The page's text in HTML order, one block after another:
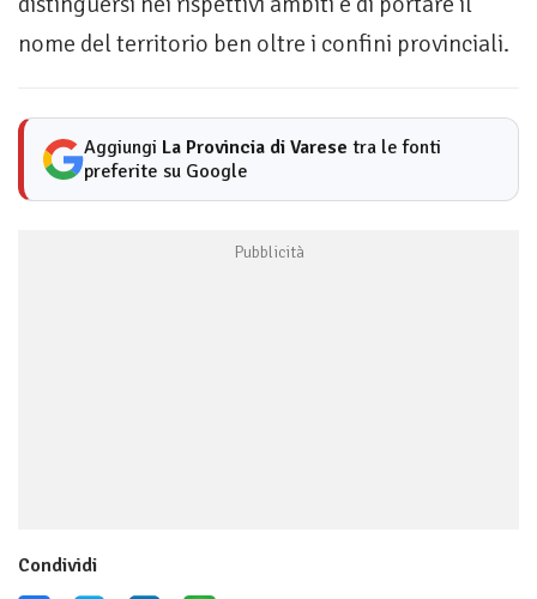
nome del territorio ben oltre i confini provinciali.
Aggiungi La Provincia di Varese tra le fonti
preferite su Google
Condividi